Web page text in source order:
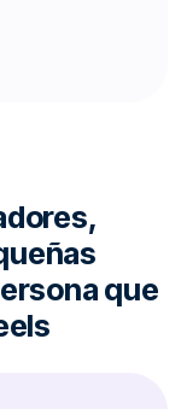
que